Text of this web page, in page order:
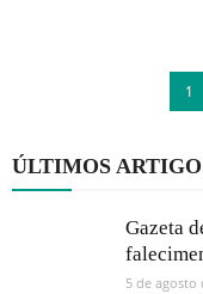
1
ÚLTIMOS
Gazeta
5 de agosto